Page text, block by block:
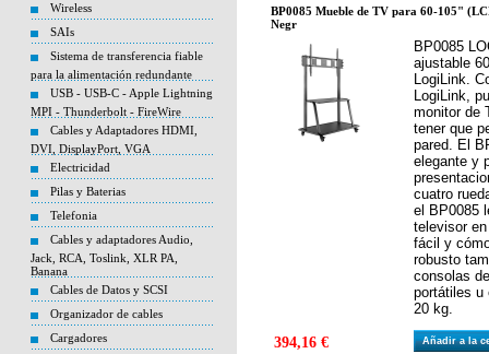
Wireless
SAIs
Sistema de transferencia fiable
para la alimentación redundante
USB - USB-C - Apple Lightning
MPI - Thunderbolt - FireWire
Cables y Adaptadores HDMI,
DVI, DisplayPort, VGA
Electricidad
Pilas y Baterias
Telefonia
Cables y adaptadores Audio,
Jack, RCA, Toslink, XLR PA,
Banana
Cables de Datos y SCSI
Organizador de cables
Cargadores
BP0085 Mueble de TV para 60-105"
Negr
BP0085
ajustable
LogiLink.
LogiLink,
monitor de
tener que
pared. El
elegante y
cuatro
el BP0085
televisor
fácil y
robusto
consolas
portátiles u
20 kg.
394,16 € Añadir a la